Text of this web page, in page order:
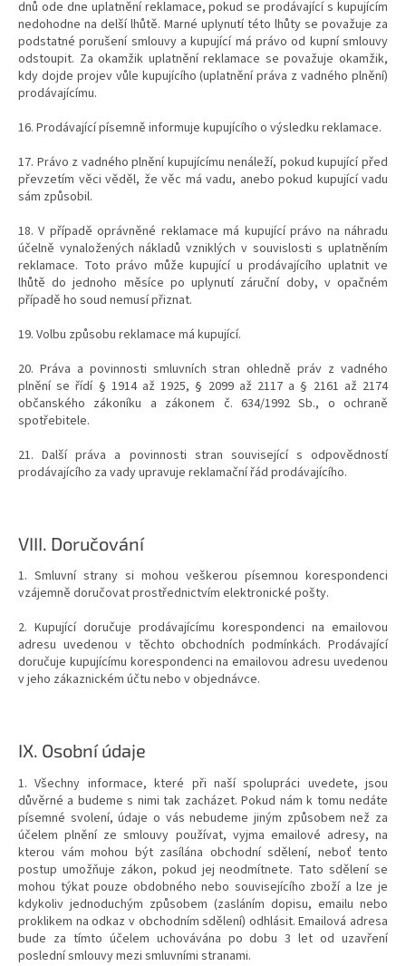
dnů ode dne uplatnění reklamace, pokud se prodávající s kupujícím
nedohodne na delší lhůtě. Marné uplynutí této lhůty se považuje za
podstatné porušení smlouvy a kupující má právo od kupní smlouvy
odstoupit. Za okamžik uplatnění reklamace se považuje okamžik,
kdy dojde projev vůle kupujícího (uplatnění práva z vadného plnění)
prodávajícímu.
16. Prodávající písemně informuje kupujícího o výsledku reklamace.
17. Právo z vadného plnění kupujícímu nenáleží, pokud kupující před
převzetím věci věděl, že věc má vadu, anebo pokud kupující vadu
sám způsobil.
18. V případě oprávněné reklamace má kupující právo na náhradu
účelně vynaložených nákladů vzniklých v souvislosti s uplatněním
reklamace. Toto právo může kupující u prodávajícího uplatnit ve
lhůtě do jednoho měsíce po uplynutí záruční doby, v opačném
případě ho soud nemusí přiznat.
19. Volbu způsobu reklamace má kupující.
20. Práva a povinnosti smluvních stran ohledně práv z vadného
plnění se řídí § 1914 až 1925, § 2099 až 2117 a § 2161 až 2174
občanského zákoníku a zákonem č. 634/1992 Sb., o ochraně
spotřebitele.
21. Další práva a povinnosti stran související s odpovědností
prodávajícího za vady upravuje reklamační řád prodávajícího.
VIII. Doručování
1. Smluvní strany si mohou veškerou písemnou korespondenci
vzájemně doručovat prostřednictvím elektronické pošty.
2. Kupující doručuje prodávajícímu korespondenci na emailovou
adresu uvedenou v těchto obchodních podmínkách. Prodávající
doručuje kupujícímu korespondenci na emailovou adresu uvedenou
v jeho zákaznickém účtu nebo v objednávce.
IX. Osobní údaje
1. Všechny informace, které při naší spolupráci uvedete, jsou
důvěrné a budeme s nimi tak zacházet. Pokud nám k tomu nedáte
písemné svolení, údaje o vás nebudeme jiným způsobem než za
účelem plnění ze smlouvy používat, vyjma emailové adresy, na
kterou vám mohou být zasílána obchodní sdělení, neboť tento
postup umožňuje zákon, pokud jej neodmítnete. Tato sdělení se
mohou týkat pouze obdobného nebo souvisejícího zboží a lze je
kdykoliv jednoduchým způsobem (zasláním dopisu, emailu nebo
proklikem na odkaz v obchodním sdělení) odhlásit. Emailová adresa
bude za tímto účelem uchovávána po dobu 3 let od uzavření
poslední smlouvy mezi smluvními stranami.